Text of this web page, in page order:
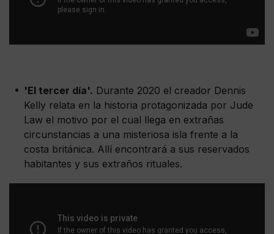
'El tercer día'. Durante 2020 el creador Dennis
Kelly relata en la historia protagonizada por Jude
Law el motivo por el cual llega en extrañas
circunstancias a una misteriosa isla frente a la
costa británica. Allí encontrará a sus reservados
habitantes y sus extraños rituales.